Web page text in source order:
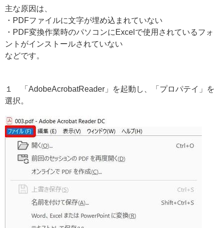
主な原因は、
・PDFファイルに文字が埋め込まれていない
・PDF変換作業時のパソコンにExcelで使用されているフォ
ントがインストールされていない
などです。
１ 「AdobeAcrobatReader」を起動し、「プロパテイ」を
選択。